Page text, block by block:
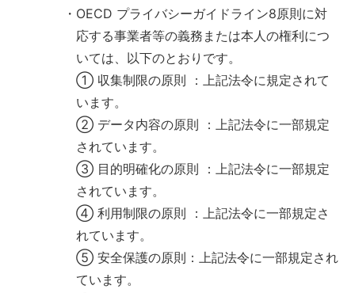
・OECD プライバシーガイドライン8原則に対
応する事業者等の義務または本人の権利につ
いては、以下のとおりです。
① 収集制限の原則 ：上記法令に規定されて
います。
② データ内容の原則 ：上記法令に一部規定
されています。
③ 目的明確化の原則 ：上記法令に一部規定
されています。
④ 利用制限の原則 ：上記法令に一部規定さ
れています。
⑤ 安全保護の原則：上記法令に一部規定され
ています。